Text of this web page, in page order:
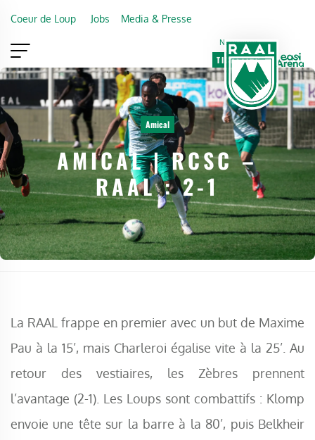
Coeur de Loup Jobs Media & Presse
Newsletter
TICKETING
VIP
FAN SHOP
Amical
AMICAL | RCSC –
RAAL : 2-1
La RAAL frappe en premier avec un but de Maxime
Pau à la 15’, mais Charleroi égalise vite à la 25’. Au
retour des vestiaires, les Zèbres prennent
l’avantage (2-1). Les Loups sont combattifs : Klomp
envoie une tête sur la barre à la 80’, puis Belkheir